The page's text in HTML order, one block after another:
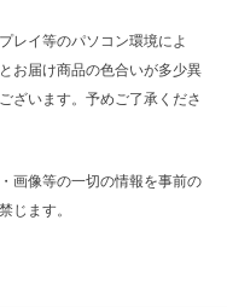
レイ等のパソコン環境によ
お届け商品の色合いが多少異
ざいます。予めご了承くださ
画像等の一切の情報を事前の
じます。